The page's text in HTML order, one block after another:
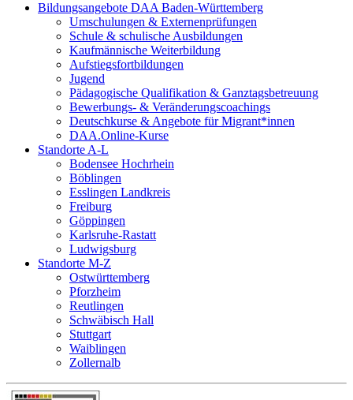
Bildungsangebote DAA Baden-Württemberg
Umschulungen & Externenprüfungen
Schule & schulische Ausbildungen
Kaufmännische Weiterbildung
Aufstiegsfortbildungen
Jugend
Pädagogische Qualifikation & Ganztagsbetreuung
Bewerbungs- & Veränderungscoachings
Deutschkurse & Angebote für Migrant*innen
DAA.Online-Kurse
Standorte A-L
Bodensee Hochrhein
Böblingen
Esslingen Landkreis
Freiburg
Göppingen
Karlsruhe-Rastatt
Ludwigsburg
Standorte M-Z
Ostwürttemberg
Pforzheim
Reutlingen
Schwäbisch Hall
Stuttgart
Waiblingen
Zollernalb